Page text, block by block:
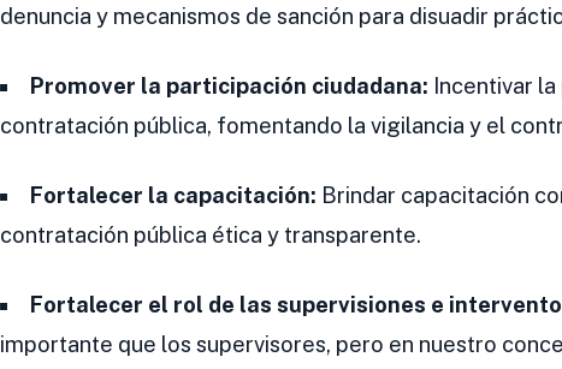
denuncia y mecanismos de sanción para disuadir
Promover la participación ciudadana: Incentivar
contratación pública, fomentando la vigilancia y el
Fortalecer la capacitación: Brindar capacitación
contratación pública ética y transparente.
Fortalecer el rol de las supervisiones e
importante que los supervisores, pero en nuestro